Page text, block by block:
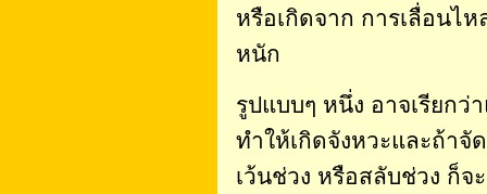
หรือเกิดจาก การเลื่อนไ
หนัก
รูปแบบๆ หนึ่ง อาจเรียก
ทำให้เกิดจังหวะและถ้าจั
เว้นช่วง หรือสลับช่วง ก็